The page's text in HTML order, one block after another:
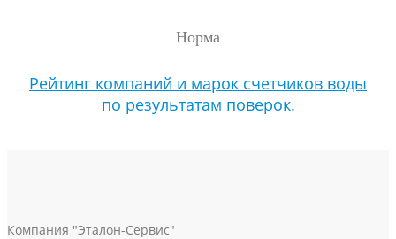
Норма
Рейтинг компаний и марок счетчиков воды
по результатам поверок.
Компания "Эталон-Сервис"